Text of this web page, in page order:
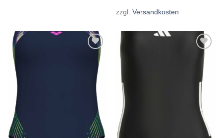
zzgl. Versandkosten
Add to
wishlist
Add to
wishlist